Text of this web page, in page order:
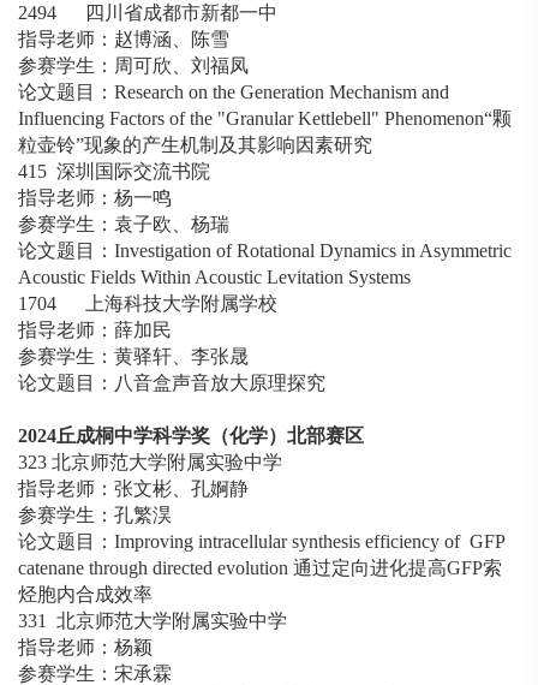
2494 四川省成都市新都一中
指导老师：赵博涵、陈雪
参赛学生：周可欣、刘福凤
论文题目：Research on the Generation Mechanism and
Influencing Factors of the "Granular Kettlebell" Phenomenon“颗
粒壶铃”现象的产生机制及其影响因素研究
415 深圳国际交流书院
指导老师：杨一鸣
参赛学生：袁子欧、杨瑞
论文题目：Investigation of Rotational Dynamics in Asymmetric
Acoustic Fields Within Acoustic Levitation Systems
1704 上海科技大学附属学校
指导老师：薛加民
参赛学生：黄驿轩、李张晟
论文题目：八音盒声音放大原理探究
2024丘成桐中学科学奖（化学）北部赛区
323 北京师范大学附属实验中学
指导老师：张文彬、孔婀静
参赛学生：孔繁淏
论文题目：Improving intracellular synthesis efficiency of GFP
catenane through directed evolution 通过定向进化提高GFP索
烃胞内合成效率
331 北京师范大学附属实验中学
指导老师：杨颖
参赛学生：宋承霖